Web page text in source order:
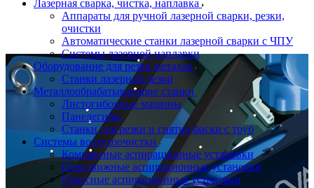
Лазерная сварка, чистка, наплавка
Аппараты для ручной лазерной сварки, резки,
очистки
Автоматические станки лазерной сварки с ЧПУ
Системы лазерной наплавки
Оборудование для резки металла
Станки лазерной резки
Металлообрабатывающие станки
Листогибочные машины
Панелегибы
Станки для резки и снятия фаски с труб
Системы воздухоочистки
Компактные аспирационные установки
Передвижные аспирационные установки
Навесные аспирационные установки